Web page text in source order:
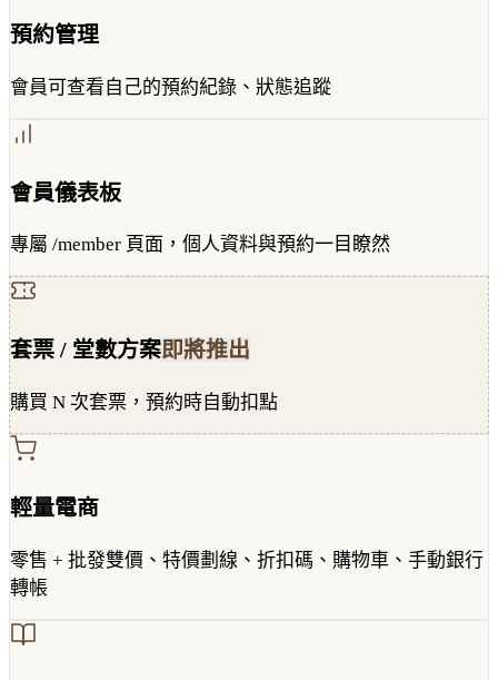
預約管理
會員可查看自己的預約紀錄、狀態追蹤
會員儀表板
專屬 /member 頁面，個人資料與預約一目瞭然
套票 / 堂數方案即將推出
購買 N 次套票，預約時自動扣點
輕量電商
零售 + 批發雙價、特價劃線、折扣碼、購物車、手動銀行
轉帳